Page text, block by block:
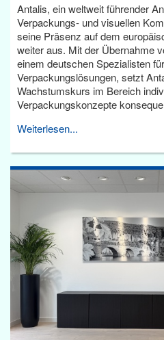
Antalis, ein weltweit führender
Verpackungs- und visuellen
seine Präsenz auf dem
weiter aus. Mit der Übernahme
einem deutschen Spezialisten
Verpackungslösungen, setzt
Wachstumskurs im Bereich
Verpackungskonzepte
Weiterlesen...